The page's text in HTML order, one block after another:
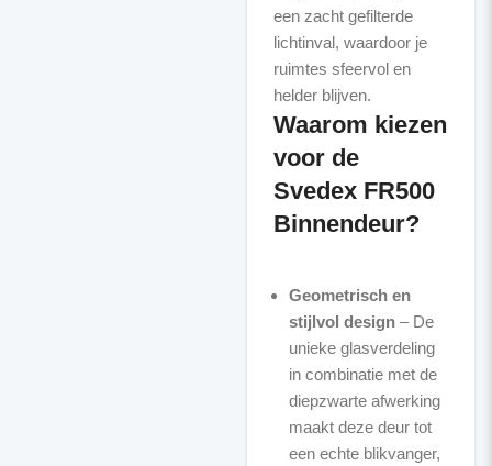
een zacht gefilterde
lichtinval, waardoor je
ruimtes sfeervol en
Waarom kiezen
voor de
Svedex FR500
Binnendeur?
Geometrisch en
stijlvol design– De
unieke glasverdeling
in combinatie met de
diepzwarte afwerking
maakt deze deur tot
een echte blikvanger,